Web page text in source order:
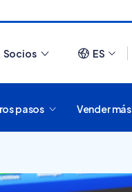
Socios ES
pasos Vender más